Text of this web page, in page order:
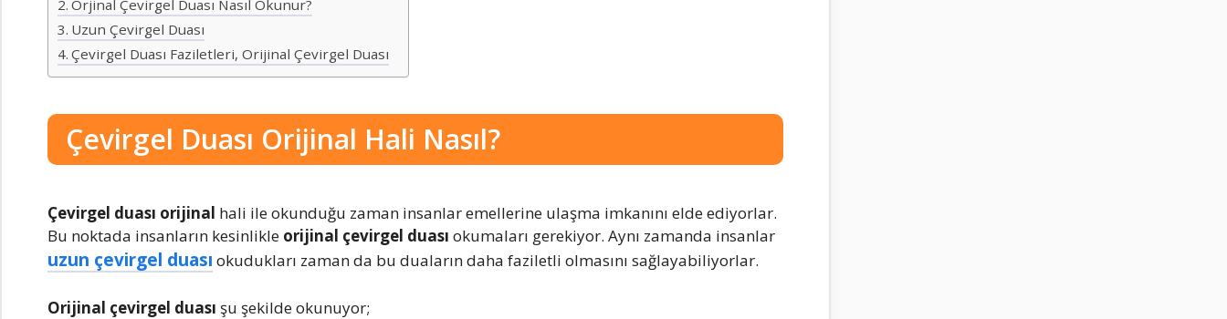
Orjinal Çevirgel Duası Nasıl Okunur?
Uzun Çevirgel Duası
Çevirgel Duası Faziletleri, Orijinal Çevirgel Duası
Çevirgel Duası Orijinal Hali Nasıl?
Çevirgel duası orijinal hali ile okunduğu zaman insanlar emellerine ulaşma imkanını elde ediyorlar.
Bu noktada insanların kesinlikle orijinal çevirgel duası okumaları gerekiyor. Aynı zamanda insanlar
uzun çevirgel duası okudukları zaman da bu duaların daha faziletli olmasını sağlayabiliyorlar.
Orijinal çevirgel duası şu şekilde okunuyor;